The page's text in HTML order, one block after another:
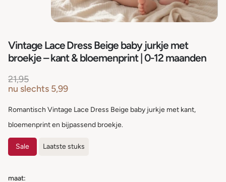
Vintage Lace Dress Beige baby jurkje met
broekje – kant & bloemenprint | 0-12 maanden
21,95
nu slechts 5,99
Romantisch Vintage Lace Dress Beige baby jurkje met kant,
bloemenprint en bijpassend broekje.
Sale Laatste stuks
maat